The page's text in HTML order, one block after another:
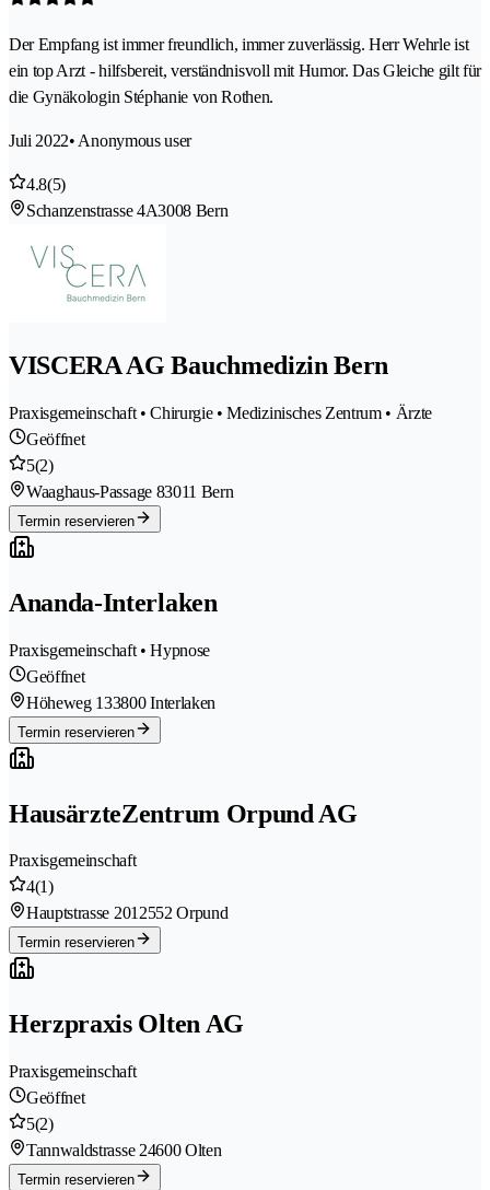
Der Empfang ist immer freundlich, immer zuverlässig. Herr Wehrle ist
ein top Arzt - hilfsbereit, verständnisvoll mit Humor. Das Gleiche gilt für
die Gynäkologin Stéphanie von Rothen.
Juli 2022• Anonymous user
4.8(5)
Schanzenstrasse 4A3008 Bern
VISCERA AG Bauchmedizin Bern
Praxisgemeinschaft • Chirurgie • Medizinisches Zentrum • Ärzte
Geöffnet
5(2)
Waaghaus-Passage 83011 Bern
Termin reservieren
Ananda-Interlaken
Praxisgemeinschaft • Hypnose
Geöffnet
Höheweg 133800 Interlaken
Termin reservieren
HausärzteZentrum Orpund AG
Praxisgemeinschaft
4(1)
Hauptstrasse 2012552 Orpund
Termin reservieren
Herzpraxis Olten AG
Praxisgemeinschaft
Geöffnet
5(2)
Tannwaldstrasse 24600 Olten
Termin reservieren